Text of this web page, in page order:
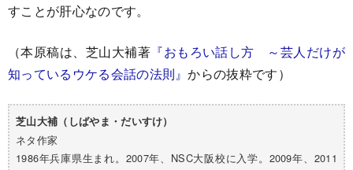
すことが肝心なのです。
（本原稿は、芝山大補著 『おもろい話し方 ～芸人だけが
知っているウケる会話の法則』からの抜粋です）
芝山大補（しばやま・だいすけ）
ネタ作家
1986年兵庫県生まれ。2007年、NSC大阪校に入学。2009年、2011